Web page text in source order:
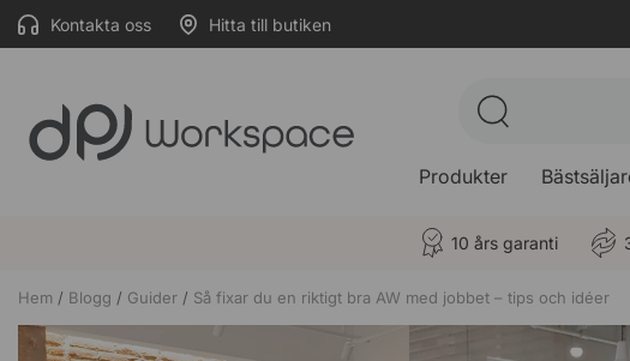
Kontakta oss Hitta till butiken
Produkter
10 års garanti
Hem Blogg Guider Så fixar du en riktigt bra AW med jobbet – tips och idéer